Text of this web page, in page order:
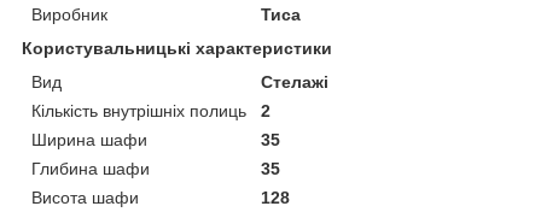
Виробник
Тиса
Користувальницькі характеристики
Вид
Стелажі
Кількість внутрішніх полиць
2
Ширина шафи
35
Глибина шафи
35
Висота шафи
128